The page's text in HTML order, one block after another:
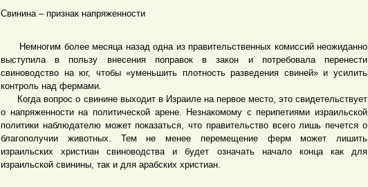
Свинина – признак напряженности
Немногим более месяца назад одна из правительственных комиссий неожиданно
выступила в пользу внесения поправок в закон и потребовала перенести
свиноводство на юг, чтобы «уменьшить плотность разведения свиней» и усилить
контроль над фермами.
Когда вопрос о свинине выходит в Израиле на первое место, это свидетельствует
о напряженности на политической арене. Незнакомому с перипетиями израильской
политики наблюдателю может показаться, что правительство всего лишь печется о
благополучии животных. Тем не менее перемещение ферм может лишить
израильских христиан свиноводства и будет означать начало конца как для
израильской свинины, так и для арабских христиан.